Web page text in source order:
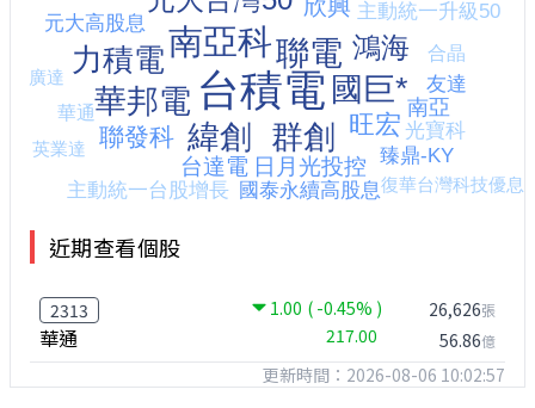
近期查看個股
2313 1.00 ( -0.45% )
華通 217.00
26,626張
56.86億
更新時間：2026-08-06 10:02:57